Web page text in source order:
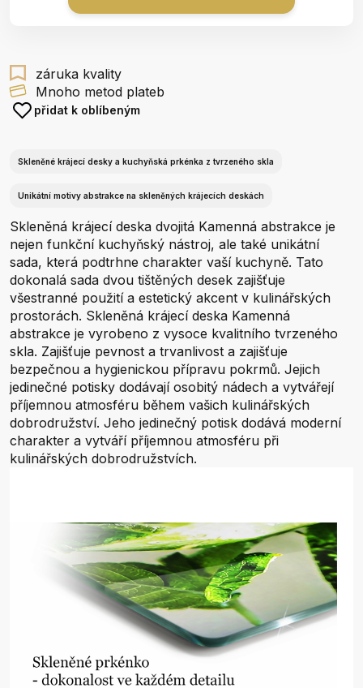
záruka kvality
Mnoho metod plateb
přidat k oblíbeným
Skleněné krájecí desky a kuchyňská prkénka z tvrzeného skla
Unikátní motivy abstrakce na skleněných krájecích deskách
Skleněná krájecí deska dvojitá Kamenná abstrakce je
nejen funkční kuchyňský nástroj, ale také unikátní
sada, která podtrhne charakter vaší kuchyně. Tato
dokonalá sada dvou tištěných desek zajišťuje
všestranné použití a estetický akcent v kulinářských
prostorách. Skleněná krájecí deska Kamenná
abstrakce je vyrobeno z vysoce kvalitního tvrzeného
skla. Zajišťuje pevnost a trvanlivost a zajišťuje
bezpečnou a hygienickou přípravu pokrmů. Jejich
jedinečné potisky dodávají osobitý nádech a vytvářejí
příjemnou atmosféru během vašich kulinářských
dobrodružství. Jeho jedinečný potisk dodává moderní
charakter a vytváří příjemnou atmosféru při
kulinářských dobrodružstvích.